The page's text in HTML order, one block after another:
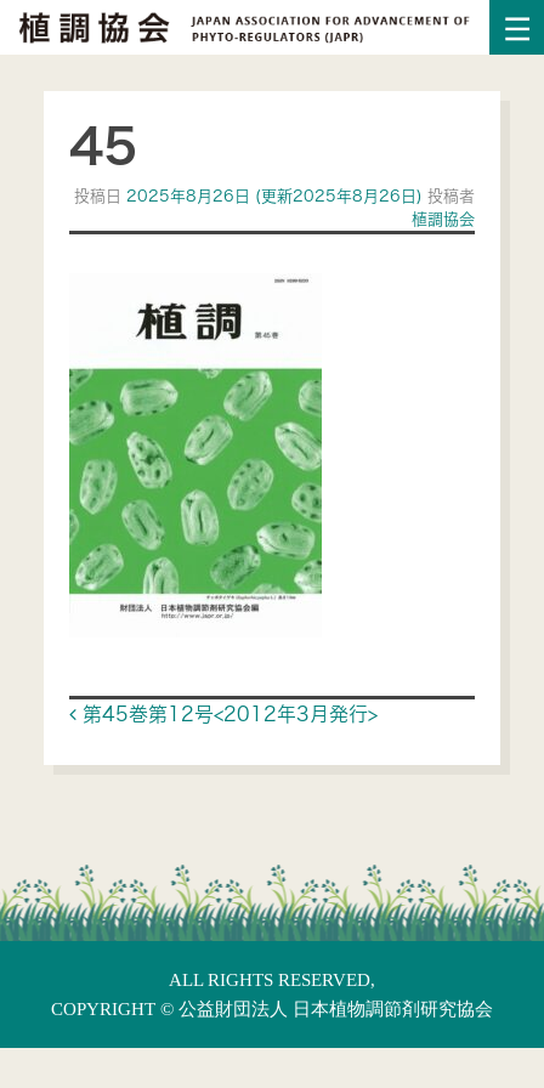
45
投稿日 2025年8月26日 (更新2025年8月26日)投稿者
植調協会
Post navigation
第45巻第12号<2012年3月発行>
ALL RIGHTS RESERVED,
COPYRIGHT © 公益財団法人 日本植物調節剤研究協会